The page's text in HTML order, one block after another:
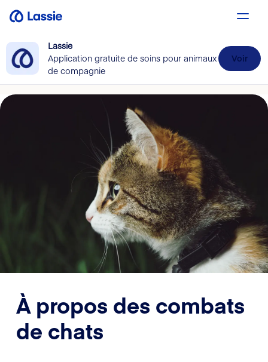
Lassie
Application gratuite de soins pour animaux
de compagnie
Voir
À propos des combats
de chats